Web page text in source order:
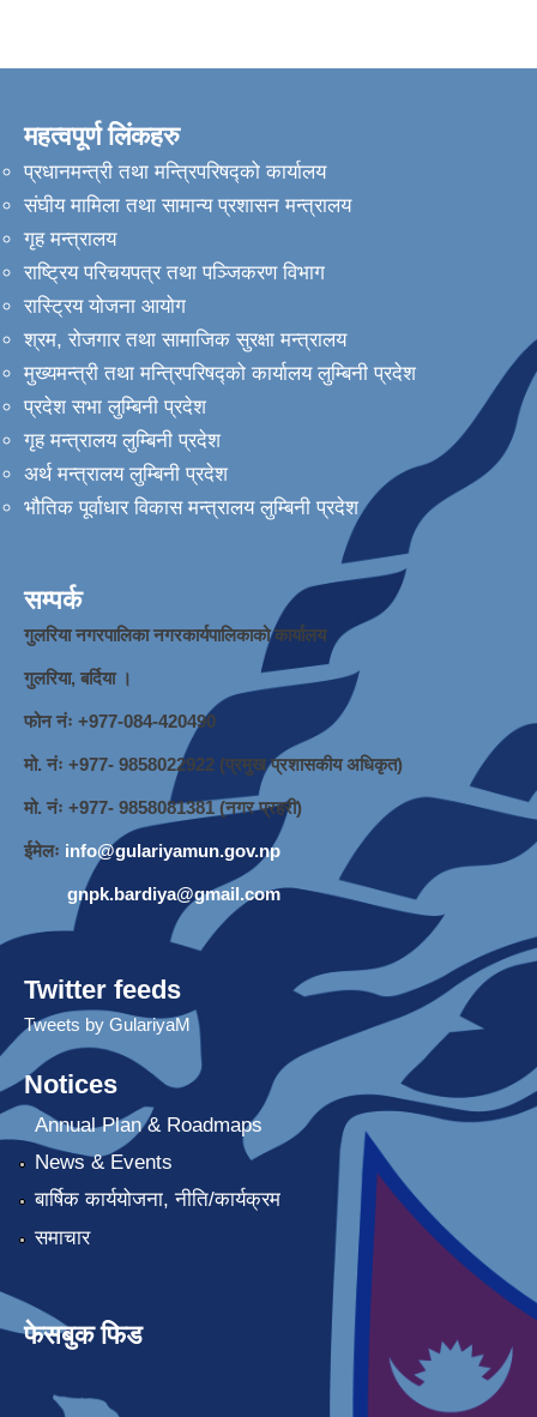
महत्वपूर्ण लिंकहरु
प्रधानमन्त्री तथा मन्त्रिपरिषद्को कार्यालय
संघीय मामिला तथा सामान्य प्रशासन मन्त्रालय
गृह मन्त्रालय
राष्ट्रिय परिचयपत्र तथा पञ्जिकरण विभाग
रास्ट्रिय योजना आयोग
श्रम, रोजगार तथा सामाजिक सुरक्षा मन्त्रालय
मुख्यमन्त्री तथा मन्त्रिपरिषद्को कार्यालय लुम्बिनी प्रदेश
प्रदेश सभा लुम्बिनी प्रदेश
गृह मन्त्रालय लुम्बिनी प्रदेश
अर्थ मन्त्रालय लुम्बिनी प्रदेश
भौतिक पूर्वाधार विकास मन्त्रालय लुम्बिनी प्रदेश
सम्पर्क
गुलरिया नगरपालिका नगरकार्यपालिकाको कार्यालय
गुलरिया, बर्दिया ।
फोन नंः ‌+977-084-420490
मो. नंः +977- 9858022922 (प्रमुख प्रशासकीय अधिकृत)
मो. नंः +977- 9858081381 (नगर प्रहरी)
ईमेलः info@gulariyamun.gov.np
gnpk.bardiya@gmail.com
Twitter feeds
Tweets by GulariyaM
Notices
Annual Plan & Roadmaps
News & Events
बार्षिक कार्ययोजना, नीति/कार्यक्रम
समाचार
फेसबुक फिड